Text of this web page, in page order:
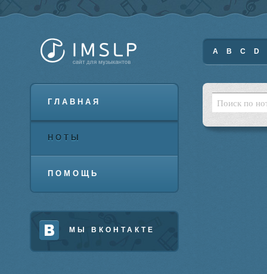
ГЛАВНАЯ
НОТЫ
ПОМОЩЬ
МЫ ВКОНТАКТЕ
A B C D